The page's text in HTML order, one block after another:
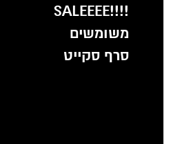
!!!!SALEEEE
משומשים
סרף סקייט